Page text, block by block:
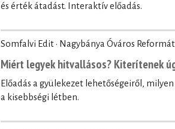
és érték átadást. Interaktív előadás.
Somfalvi Edit · Nagybánya Óváros
Miért legyek hitvallásos? Kiterítenek
Előadás a gyülekezet lehetőségeiről,
a kisebbségi létben.